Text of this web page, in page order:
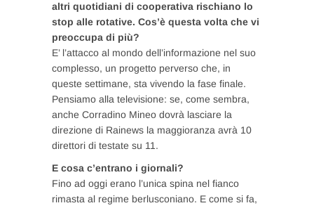
altri quotidiani di cooperativa rischiano lo
stop alle rotative. Cos’è questa volta che vi
preoccupa di più?
E’ l’attacco al mondo dell’informazione nel suo
complesso, un progetto perverso che, in
queste settimane, sta vivendo la fase finale.
Pensiamo alla televisione: se, come sembra,
anche Corradino Mineo dovrà lasciare la
direzione di Rainews la maggioranza avrà 10
direttori di testate su 11.
E cosa c’entrano i giornali?
Fino ad oggi erano l’unica spina nel fianco
rimasta al regime berlusconiano. E come si fa,